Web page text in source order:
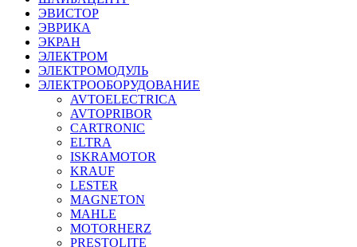
ЭВИСТОР
ЭВРИКА
ЭКРАН
ЭЛЕКТРОМ
ЭЛЕКТРОМОДУЛЬ
ЭЛЕКТРООБОРУДОВАНИЕ
AVTOELECTRICA
AVTOPRIBOR
CARTRONIC
ELTRA
ISKRAMOTOR
KRAUF
LESTER
MAGNETON
MAHLE
MOTORHERZ
PRESTOLITE